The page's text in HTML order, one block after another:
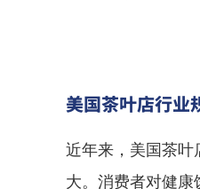
美国茶叶店行业
近年来，美国茶叶
大。消费者对健康